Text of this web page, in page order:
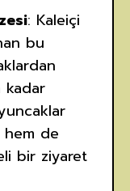
: Kaleiçi
bu
kadar
hem de
bir ziyaret